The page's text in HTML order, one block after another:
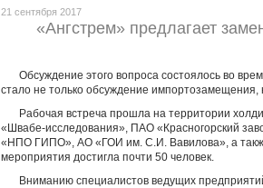
21 сентября 2017
«Ангстрем» предлагает
Обсуждение этого вопроса состоялось во
стало не только обсуждение импортозамещения,
Рабочая встреча прошла на территории
«Швабе-исследования», ПАО «Красногорский
«НПО ГИПО», АО «ГОИ им. С.И. Вавилова», а
мероприятия достигла почти 50 человек.
Вниманию специалистов ведущих